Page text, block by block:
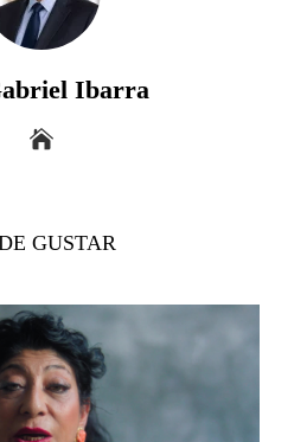
Ibarra
GUSTAR